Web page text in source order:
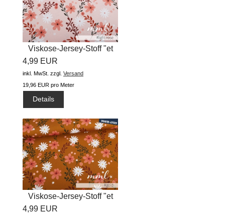
Viskose-Jersey-Stoff "et
4,99 EUR
inkl. MwSt. zzgl. Versand
19,96 EUR pro Meter
Details
Viskose-Jersey-Stoff "et
4,99 EUR